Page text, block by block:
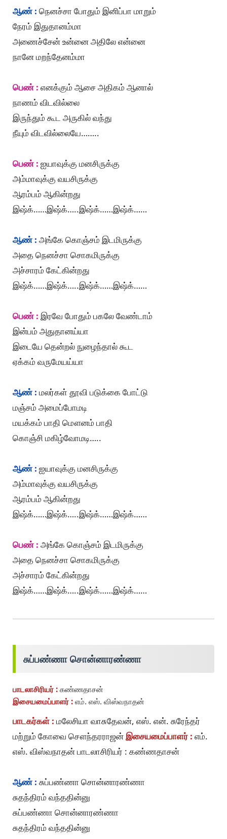
ஆண் : நெனச்சா போதும் இனிப்பா மாறும்
நேரம் இதுதானம்மா
அணைச்சேன் உன்னை அதிலே என்னை
நானே மறந்தேனம்மா
பெண் : எனக்கும் ஆசை அதிகம் ஆனால்
நாணம் விடவில்லை
இருந்தும் கூட அருகில் வந்து
நீயும் விடவில்லையே……..
பெண் : ஐயாவுக்கு மனசிருக்கு
அம்மாவுக்கு வயசிருக்கு
ஆரம்பம் ஆகின்றது
இஷ்க்……இஷ்க்…..இஷ்க்……இஷ்க்……
ஆண் : அங்கே கொஞ்சம் இடமிருக்கு
அதை நெனச்சா சொகமிருக்கு
அச்சாரம் கேட்கின்றது
இஷ்க்……இஷ்க்…..இஷ்க்……இஷ்க்……
பெண் : இரவே போதும் பகலே வேண்டாம்
இன்பம் அதுதானய்யா
இடையே தென்றல் நுழைந்தால் கூட
ஏக்கம் வருமேயய்யா
ஆண் : மலர்கள் தூவி படுக்கை போட்டு
மஞ்சம் அமைப்போமடி
மயக்கம் பாதி மௌனம் பாதி
கொஞ்சி மகிழ்வோமடி…..
ஆண் : ஐயாவுக்கு மனசிருக்கு
அம்மாவுக்கு வயசிருக்கு
ஆரம்பம் ஆகின்றது
இஷ்க்……இஷ்க்…..இஷ்க்……இஷ்க்……
பெண் : அங்கே கொஞ்சம் இடமிருக்கு
அதை நெனச்சா சொகமிருக்கு
அச்சாரம் கேட்கின்றது
இஷ்க்……இஷ்க்…..இஷ்க்……இஷ்க்……
சுப்பண்ணா சொன்னாரண்ணா
பாடலாசிரியர் : கண்ணதாசன்
இசையமைப்பாளர் : எம். எஸ். விஸ்வநாதன்
பாடகர்கள் : மலேசியா வாசுதேவன், எஸ். என். சுரேந்தர்
மற்றும் கோவை சௌந்தரராஜன்இசையமைப்பாளர் : எம்.
எஸ். விஸ்வநாதன் பாடலாசிரியர் : கண்ணதாசன்
ஆண் : சுப்பண்ணா சொன்னாரண்ணா
சுதந்திரம் வந்ததின்னு
சுப்பண்ணா சொன்னாரண்ணா
சுதந்திரம் வந்ததின்னு